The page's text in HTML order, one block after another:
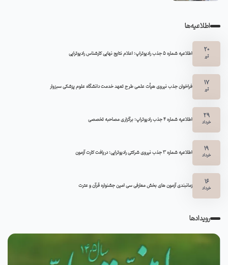
اطلاعیه‌ها
20
تیر اطلاعیه شماره 5 جذب رادیوتراپ: اعلام نتایج نهایی کارشناس رادیوتراپی
17
تیر فراخوان جذب نیروی هیأت علمی طرح تعهد خدمت دانشگاه علوم پزشکی سبزوار
29
خرداد اطلاعیه شماره ۴ جذب رادیوتراپ: برگزاری مصاحبه تخصصی
19
خرداد اطلاعیه شماره 3 جذب نیروی شرکتی رادیوتراپی: دریافت کارت آزمون
16
خرداد زمانبندی آزمون های بخش معارفی سی امین جشنواره قرآن و عترت
رویدادها